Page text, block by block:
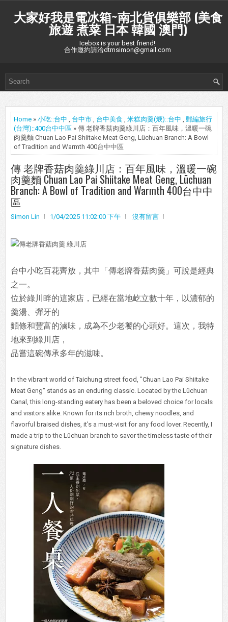
大家好我是電冰箱~南北貨俱樂部 (美食
旅遊 煮菜 日本 韓國 澳門)
Icebox is your best friend!
合作邀約請洽dtmsimon@gmail.com
Home » 小吃::台中 , 台中市 , 台中美食 , 米糕肉羹(焿)::台中 , 郵編旅行
(台灣)::400台中中區 » 傳 老牌香菇肉羹綠川店：百年風味，溫暖一碗
肉羹麵 Chuan Lao Pai Shiitake Meat Geng, Lüchuan Branch: A Bowl
of Tradition and Warmth 400台中中區
傳 老牌香菇肉羹綠川店：百年風味，溫暖一碗
肉羹麵 Chuan Lao Pai Shiitake Meat Geng, Lüchuan
Branch: A Bowl of Tradition and Warmth 400台中中
區
Simon Lin 1/04/2025 11:02:00 下午 沒有留言
台中小吃百花齊放，其中「傳老牌香菇肉羹」可說是經典
之一。
位於綠川畔的這家店，已經在當地屹立數十年，以濃郁的
羹湯、彈牙的
麵條和豐富的滷味，成為不少老饕的心頭好。這次，我特
地來到綠川店，
品嘗這碗傳承多年的滋味。
In the vibrant world of Taichung street food, "Chuan Lao Pai Shiitake
Meat Geng" stands as an enduring classic. Located by the Lüchuan
Canal, this long-standing eatery has been a beloved choice for locals
and visitors alike. Known for its rich broth, chewy noodles, and
flavorful braised dishes, it’s a must-visit for any food lover. Recently, I
made a trip to the Lüchuan branch to savor the timeless taste of their
signature dishes.